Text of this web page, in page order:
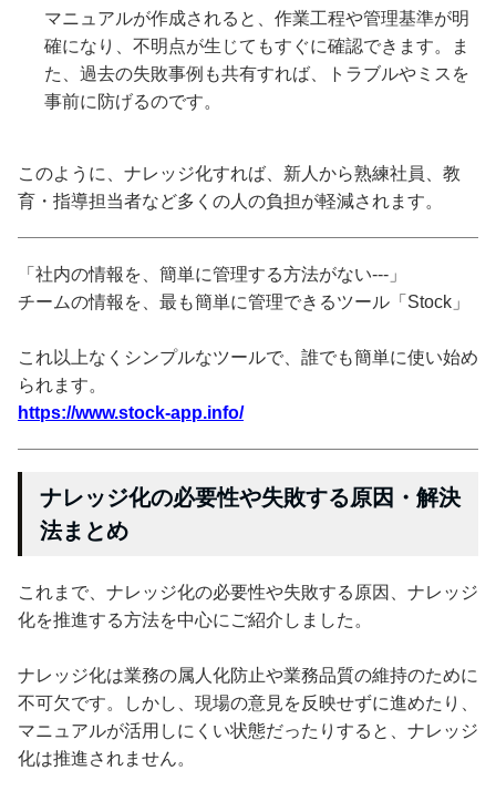
マニュアルが作成されると、作業工程や管理基準が明
確になり、不明点が生じてもすぐに確認できます。ま
た、過去の失敗事例も共有すれば、トラブルやミスを
事前に防げるのです。
このように、ナレッジ化すれば、新人から熟練社員、教
育・指導担当者など多くの人の負担が軽減されます。
「社内の情報を、簡単に管理する方法がない---」
チームの情報を、最も簡単に管理できるツール「Stock」
これ以上なくシンプルなツールで、誰でも簡単に使い始め
られます。
https://www.stock-app.info/
ナレッジ化の必要性や失敗する原因・解決
法まとめ
これまで、ナレッジ化の必要性や失敗する原因、ナレッジ
化を推進する方法を中心にご紹介しました。
ナレッジ化は業務の属人化防止や業務品質の維持のために
不可欠です。しかし、現場の意見を反映せずに進めたり、
マニュアルが活用しにくい状態だったりすると、ナレッジ
化は推進されません。